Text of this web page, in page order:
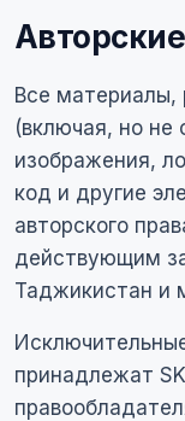
Все материалы,
(включая, но не
изображения,
код и другие
авторского
действующим
Таджикистан и
принадлежат